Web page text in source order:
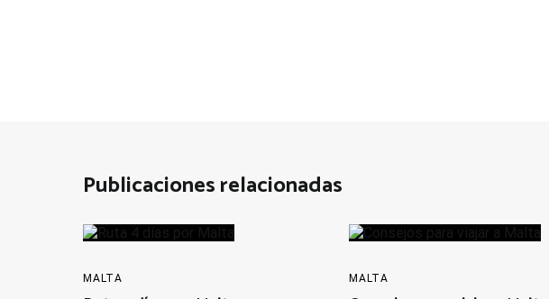
Publicaciones relacionadas
MALTA MALTA